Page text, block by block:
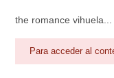
the romance vihuela...
Para acceder al